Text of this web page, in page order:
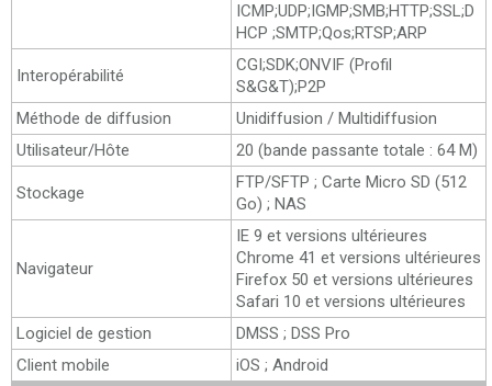
ICMP;UDP;IGMP;SMB;HTTP;SSL;D
HCP ;SMTP;Qos;RTSP;ARP
Interopérabilité
CGI;SDK;ONVIF (Profil
S&G&T);P2P
Méthode de diffusion
Unidiffusion / Multidiffusion
Utilisateur/Hôte
20 (bande passante totale : 64 M)
Stockage
FTP/SFTP ; Carte Micro SD (512
Go) ; NAS
Navigateur
IE 9 et versions ultérieures
Chrome 41 et versions ultérieures
Firefox 50 et versions ultérieures
Safari 10 et versions ultérieures
Logiciel de gestion
DMSS ; DSS Pro
Client mobile
iOS ; Android